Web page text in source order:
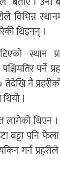
विभिन्न
थिइनन् ।
स्थान
पर्ने
नै
।
लागेको थिएन
बट्टा पनि
गर्न